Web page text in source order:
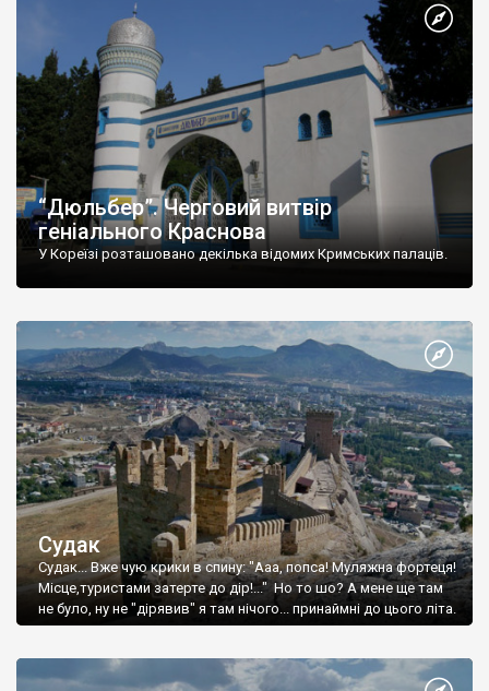
“Дюльбер”. Черговий витвір
геніального Краснова
У Кореїзі розташовано декілька відомих Кримських палаців.
Судак
Судак... Вже чую крики в спину: "Ааа, попса! Муляжна фортеця!
Місце,туристами затерте до дір!..." Но то шо? А мене ще там
не було, ну не "дірявив" я там нічого... принаймні до цього літа.